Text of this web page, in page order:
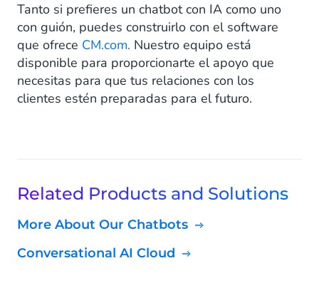
Tanto si prefieres un chatbot con IA como uno
con guión, puedes construirlo con el software
que ofrece CM.com. Nuestro equipo está
disponible para proporcionarte el apoyo que
necesitas para que tus relaciones con los
clientes estén preparadas para el futuro.
Related Products and Solutions
More About Our Chatbots
Conversational AI Cloud